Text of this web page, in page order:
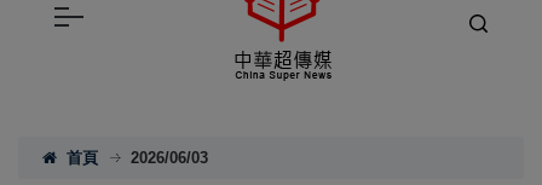
首頁 2026/06/03